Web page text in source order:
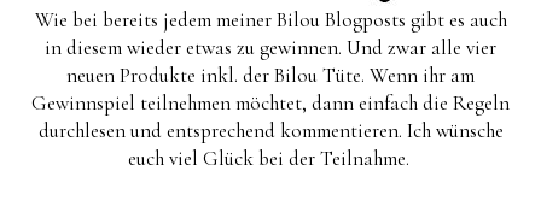
Wie bei bereits jedem meiner Bilou Blogposts gibt es auch
in diesem wieder etwas zu gewinnen. Und zwar alle vier
neuen Produkte inkl. der Bilou Tüte. Wenn ihr am
Gewinnspiel teilnehmen möchtet, dann einfach die Regeln
durchlesen und entsprechend kommentieren. Ich wünsche
euch viel Glück bei der Teilnahme.